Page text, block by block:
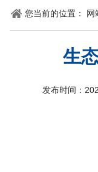
您当前的位置： 网
生
发布时间：